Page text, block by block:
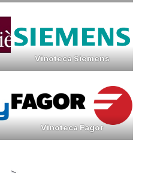
Vinoteca Siemens
Vinoteca Fagor